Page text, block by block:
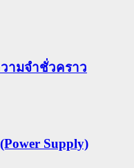
ามจำชั่วคราว
Supply)